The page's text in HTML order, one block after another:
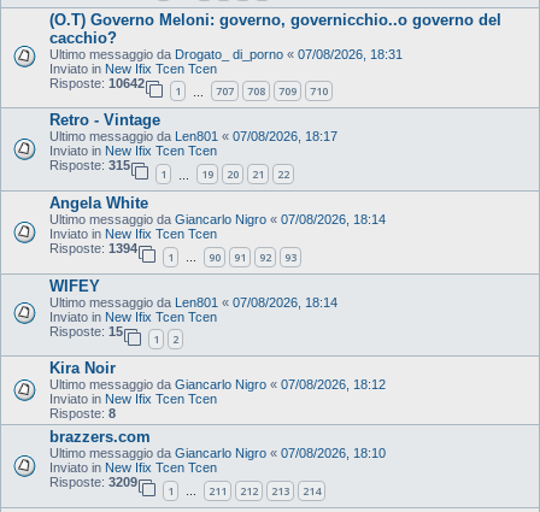
(O.T) Governo Meloni: governo, governicchio..o governo del
cacchio?
Ultimo messaggio da Drogato_ di_porno « 07/08/2026, 18:31
Inviato in New Ifix Tcen Tcen
Risposte: 10642
1 707 708 709 710
Retro - Vintage
Ultimo messaggio da Len801 « 07/08/2026, 18:17
Inviato in New Ifix Tcen Tcen
Risposte: 315
1 19 20 21 22
Angela White
Ultimo messaggio da Giancarlo Nigro « 07/08/2026, 18:14
Inviato in New Ifix Tcen Tcen
Risposte: 1394
1 … 90 91 92 93
WIFEY
Ultimo messaggio da Len801 « 07/08/2026, 18:14
Inviato in New Ifix Tcen Tcen
Risposte: 15
1 2
Kira Noir
Ultimo messaggio da Giancarlo Nigro « 07/08/2026, 18:12
Inviato in New Ifix Tcen Tcen
Risposte: 8
brazzers.com
Ultimo messaggio da Giancarlo Nigro « 07/08/2026, 18:10
Inviato in New Ifix Tcen Tcen
Risposte: 3209
1 … 211 212 213 214